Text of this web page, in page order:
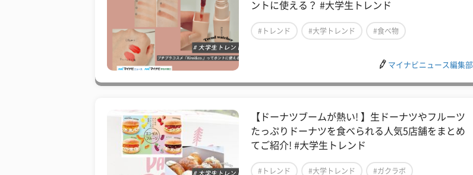
ントに使える？ #大学生トレンド
#トレンド #大学トレンド #食べ物
マイナビニュース編集部
【ドーナツブームが熱い! 】生ドーナツやフルーツ
たっぷりドーナツを食べられる人気5店舗をまとめ
てご紹介! #大学生トレンド
#トレンド #大学トレンド #ガクラボ